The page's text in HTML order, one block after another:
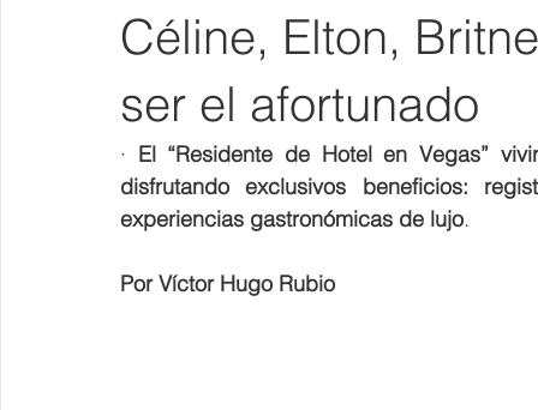
Céline, Elton,
ser el afortunado
· El “Residente de Hotel en Vegas”
disfrutando exclusivos beneficios:
experiencias gastronómicas de lujo.
Por Víctor Hugo Rubio